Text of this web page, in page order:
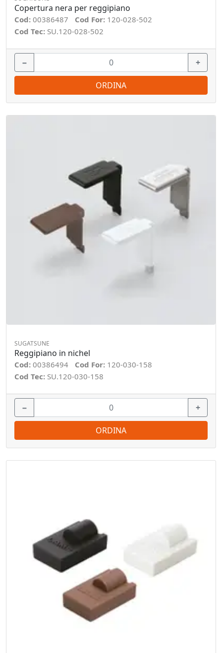
Copertura nera per reggipiano
Cod: 00386487 Cod For: 120-028-502
Cod Tec: SU.120-028-502
− +
ORDINA
SUGATSUNE
Reggipiano in nichel
Cod: 00386494 Cod For: 120-030-158
Cod Tec: SU.120-030-158
− +
ORDINA